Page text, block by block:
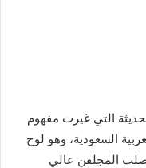
التي غيرت مفهوم
السعودية، وهو لوح
المجلفن عالي